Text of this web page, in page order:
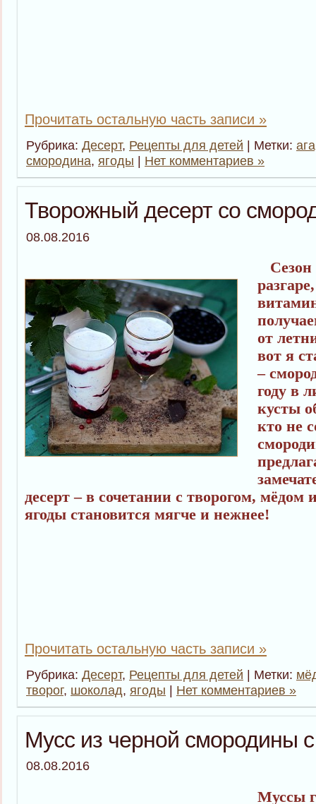
Прочитать остальную часть записи »
Рубрика: Десерт, Рецепты для детей | Метки:
смородина, ягоды | Нет комментариев »
Творожный десерт со
08.08.2016
Сезон
от
вот я
–
году в
кусты
кто не
десерт – в сочетании с творогом, мёдом
ягоды становится мягче и нежнее!
Прочитать остальную часть записи »
Рубрика: Десерт, Рецепты для детей | Метки:
творог, шоколад, ягоды | Нет комментариев »
Мусс из черной смородины
08.08.2016
Муссы